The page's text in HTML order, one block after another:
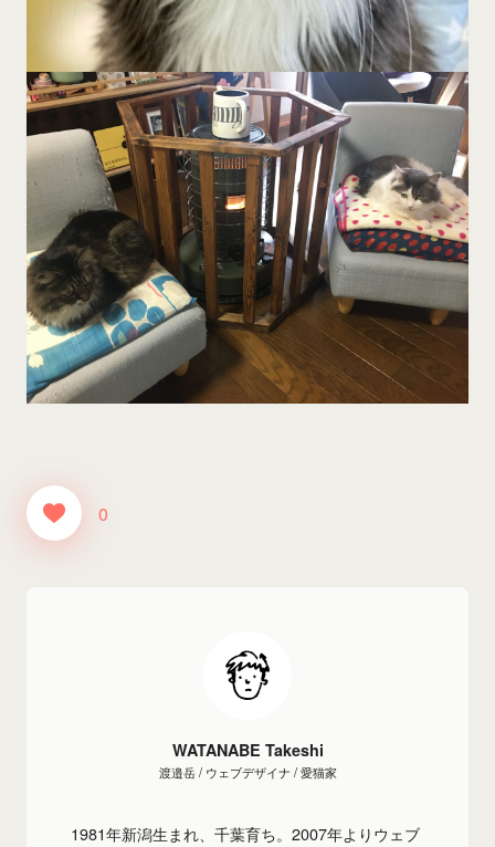
0
WATANABE Takeshi
渡邉岳 / ウェブデザイナ / 愛猫家
1981年新潟生まれ、千葉育ち。2007年よりウェブ